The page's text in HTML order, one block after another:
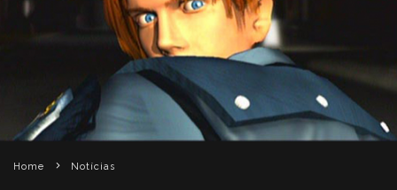
Home Notícias